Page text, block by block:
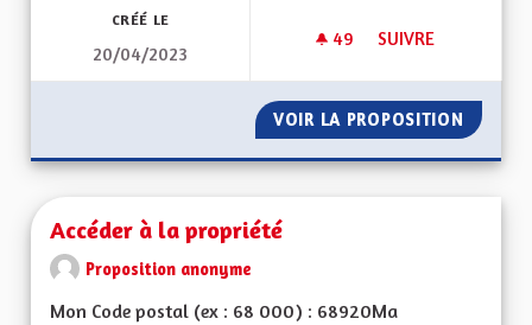
CRÉÉ LE
20/04/2023
49 49 ABONNÉS
SUIVRE
VOIR LA PROPOSITION A
Accéder à la propriété
Proposition anonyme
Mon Code postal (ex : 68 000) : 68920Ma